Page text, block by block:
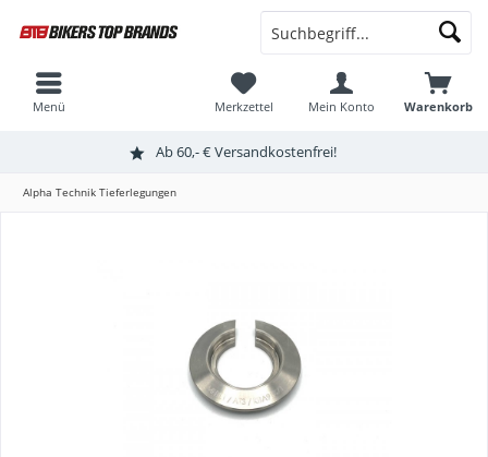
Ab 60,- € Versandkostenfrei!
Warenkorb
Merkzettel Mein Konto
Menü
Alpha Technik Tieferlegungen